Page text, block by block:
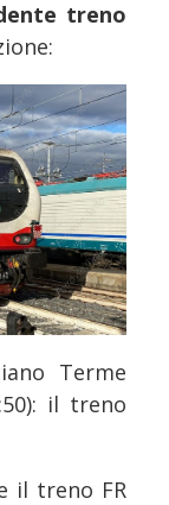
treno
Terme
il treno
il treno FR